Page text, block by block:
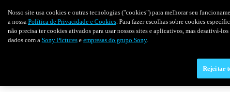
Nosso site usa cookies e outras tecnologias ("cookies") para melhorar seu
a nossa Política de Privacidade e Cookies. Para fazer escolhas sobre cookies
não precisa ter cookies ativados para usar nossos sites e aplicativos, mas desativá-
dados com a Sony Pictures e empresas do grupo Sony.
Rejeitar